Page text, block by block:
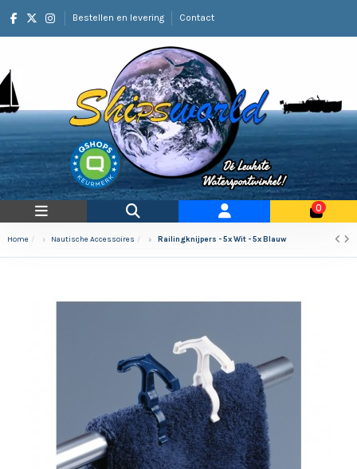
Bestellen en levering Contact
0
Home Nautische Accessoires Railingknijpers - 5x Wit - 5x Blauw